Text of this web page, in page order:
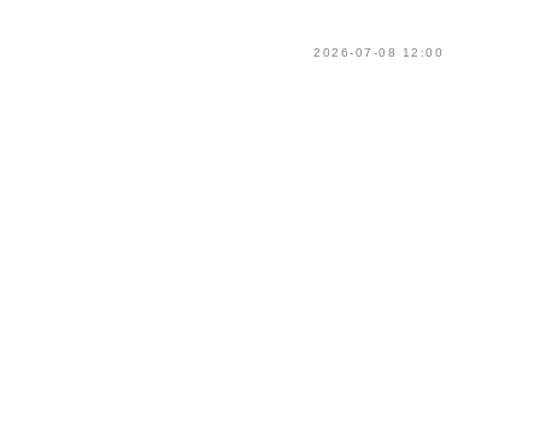
2026-07-08 12:00